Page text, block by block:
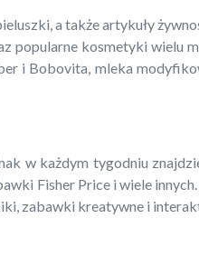
a także artykuły
popularne kosmetyki
i Bobovita, mleka
w każdym tygodniu
Fisher Price i wiele
zabawki kreatywne i